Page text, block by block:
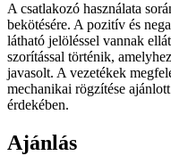
A csatlakozó használata
bekötésére. A pozitív és
látható jelöléssel vannak
szorítással történik,
javasolt. A vezetékek
mechanikai rögzítése
érdekében.
Ajánlás